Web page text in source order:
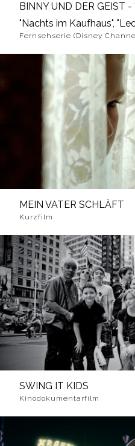
BINNY UND DER GEIST
"Nachts im Kaufhaus",
Fernsehserie (Disney
MEIN VATER SCHLÄFT
Kurzfilm
SWING IT KIDS
Kinodokumentarfilm